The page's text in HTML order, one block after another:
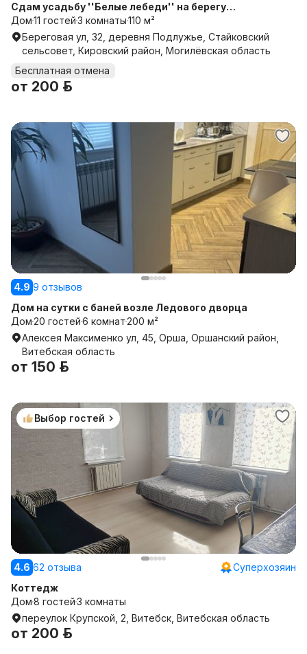
Сдам усадьбу ''Белые лебеди'' на берегу
Дом11 гостей3 комнаты110 м²
Береговая ул, 32, деревня Подлужье, Стайковский
сельсовет, Кировский район, Могилёвская область
Бесплатная отмена
от 200 р.
4.9 9 отзывов
Дом на сутки с баней возле Ледового дворца
Дом20 гостей6 комнат200 м²
Алексея Максименко ул, 45, Орша, Оршанский район,
Витебская область
от 150 р.
Выбор гостей
4.6 62 отзыва
Суперхозяин
Коттедж
Дом8 гостей3 комнаты
переулок Крупской, 2, Витебск, Витебская область
от 200 р.